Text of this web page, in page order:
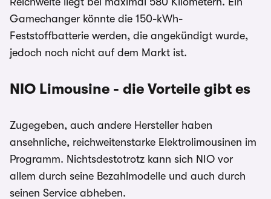
Gamechanger könnte die 150-kWh-
Feststoffbatterie werden, die angekündigt wurde,
jedoch noch nicht auf dem Markt ist.
NIO Limousine - die Vorteile gibt es
Zugegeben, auch andere Hersteller haben
ansehnliche, reichweitenstarke Elektrolimousinen im
Programm. Nichtsdestotrotz kann sich NIO vor
allem durch seine Bezahlmodelle und auch durch
seinen Service abheben.